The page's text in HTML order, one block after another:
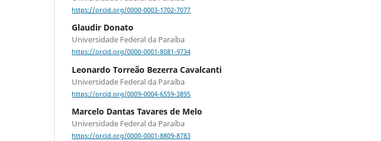
https://orcid.org/0000-0003-1702-7077
Glaudir Donato
Universidade Federal da Paraíba
https://orcid.org/0000-0001-8081-9734
Leonardo Torreão Bezerra Cavalcanti
Universidade Federal da Paraíba
https://orcid.org/0009-0004-6559-3895
Marcelo Dantas Tavares de Melo
Universidade Federal da Paraíba
https://orcid.org/0000-0001-8809-8783